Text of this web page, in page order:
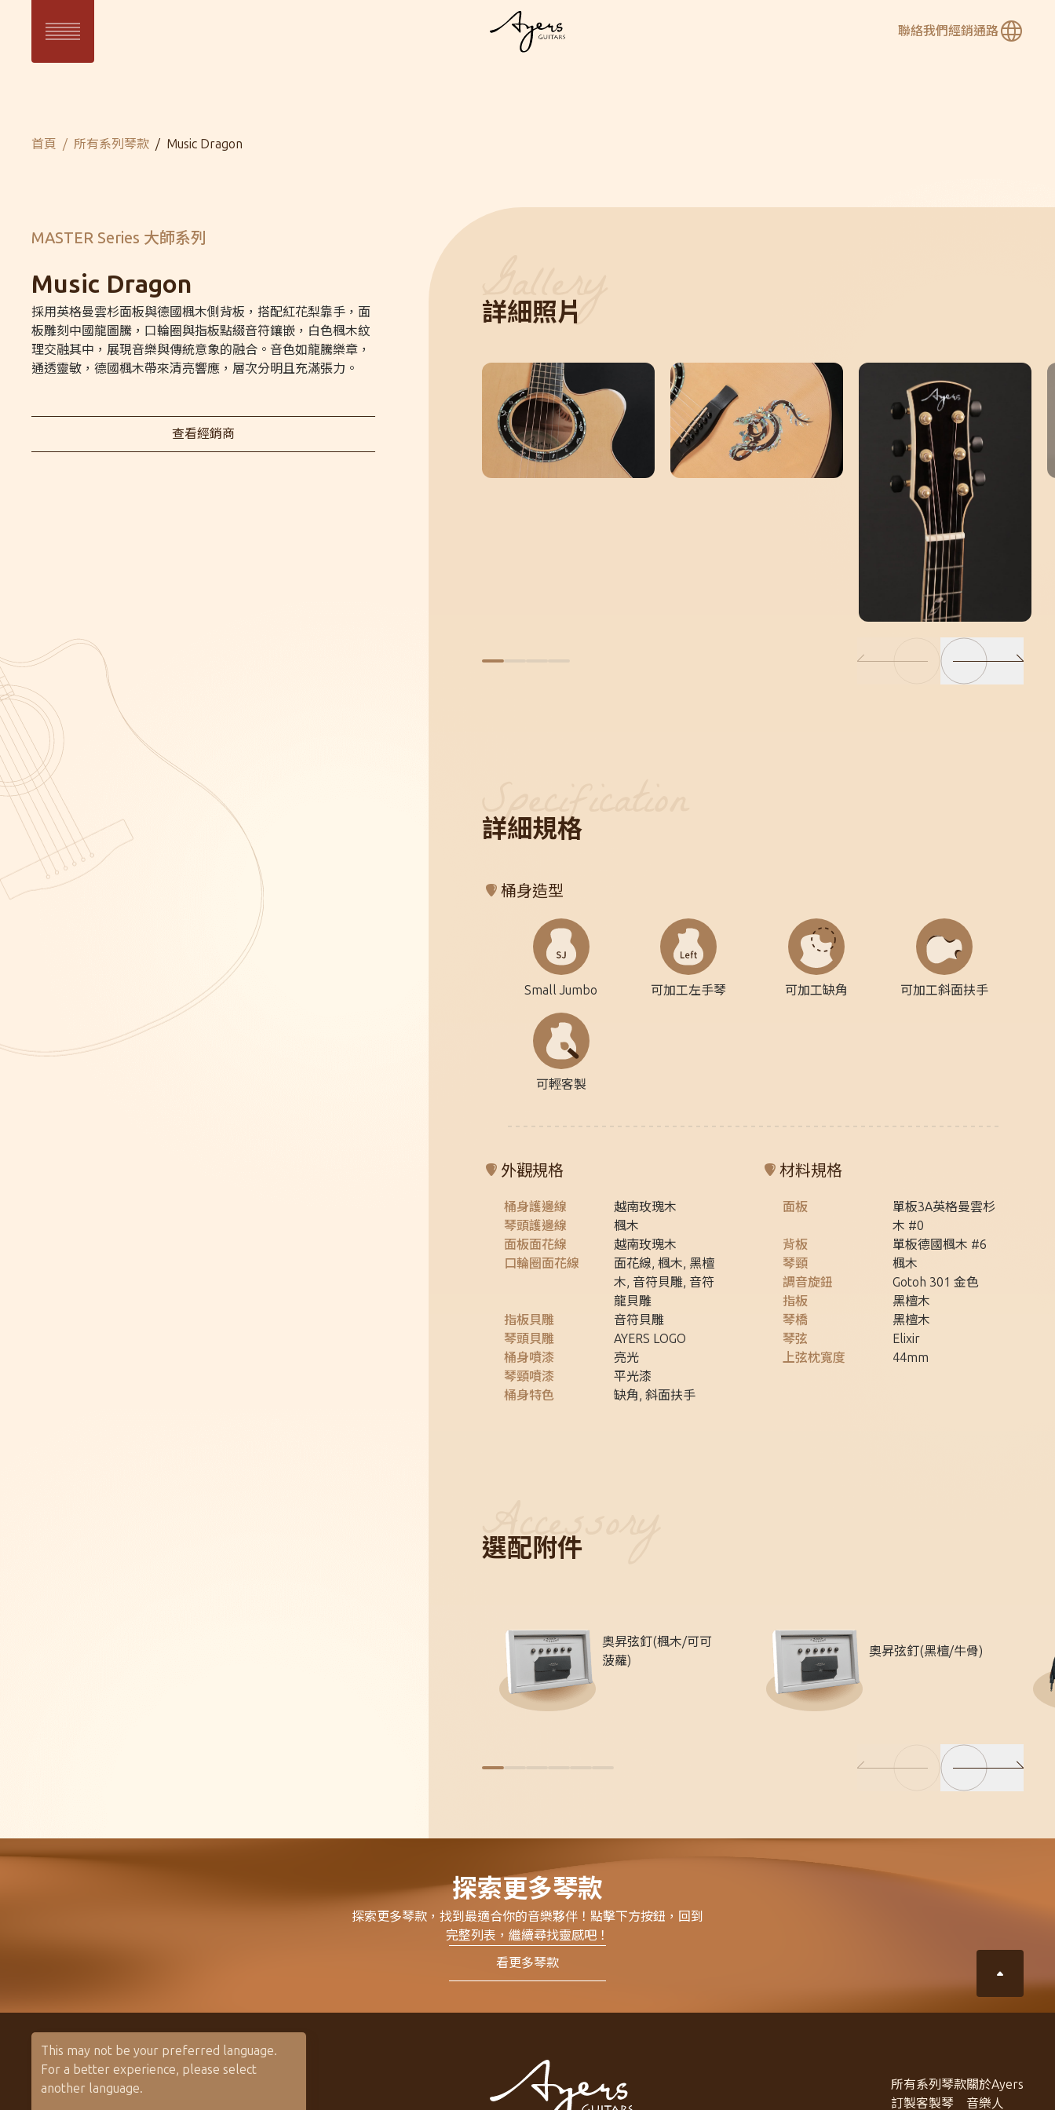
聯絡我們經銷通路
MASTER Series
Vintage Series
Ukulele Series
客製琴
訂製客製琴 客製琴展示
保固 / VIP型錄下載聯絡我們 經銷通路
This may not be your preferred language.
For a better experience, please select
another language.
首頁 所有系列琴款 目前頁面：
Music Dragon
MASTER Series 大師系列
Music Dragon
採用英格曼雲杉面板與德國楓木側背板，搭配紅花梨靠手，面
板雕刻中國龍圖騰，口輪圈與指板點綴音符鑲嵌，白色楓木紋
理交融其中，展現音樂與傳統意象的融合。音色如龍騰樂章，
通透靈敏，德國楓木帶來清亮響應，層次分明且充滿張力。
查看經銷商
詳細照片
詳細規格
桶身造型
Small Jumbo 可加工左手琴 可加工缺角 可加工斜面扶手
可輕客製
外觀規格
桶身護邊線
越南玫瑰木
琴頭護邊線
楓木
面板面花線
越南玫瑰木
口輪圈面花線
面花線, 楓木, 黑檀
木, 音符貝雕, 音符
龍貝雕
指板貝雕
音符貝雕
琴頭貝雕
AYERS LOGO
桶身噴漆
亮光
琴頸噴漆
平光漆
桶身特色
缺角, 斜面扶手
材料規格
面板
單板3A英格曼雲杉
木 #0
背板
單板德國楓木 #6
琴頸
楓木
調音旋鈕
Gotoh 301 金色
指板
黑檀木
琴橋
黑檀木
琴弦
Elixir
上弦枕寬度
44mm
選配附件
奧昇弦釘(楓木/可可
菠蘿)
奧昇弦釘(黑檀/牛骨)
探索更多琴款
探索更多琴款，找到最適合你的音樂夥伴！點擊下方按鈕，回到
完整列表，繼續尋找靈感吧！
看更多琴款
聯絡我們經銷通路
所有系列琴款
訂製客製琴
關於Ayers
音樂人